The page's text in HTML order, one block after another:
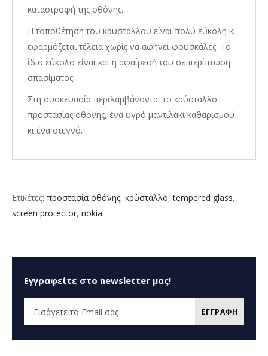
καταστροφή της οθόνης.
Η τοποθέτηση του κρυστάλλου είναι πολύ εύκολη κι
εφαρμόζεται τέλεια χωρίς να αφήνει φουσκάλες. Το
ίδιο εύκολο είναι και η αφαίρεσή του σε περίπτωση
σπασίματος.
Στη συσκευασία περιλαμβάνονται το κρύσταλλο
προστασίας οθόνης, ένα υγρό μαντιλάκι καθαρισμού
κι ένα στεγνό.
Ετικέτες: προστασία οθόνης, κρύσταλλο,tempered glass,
screen protector, nokia
Εγγραφείτε στο newsletter μας!
ΕΓΓΡΑΦΗ